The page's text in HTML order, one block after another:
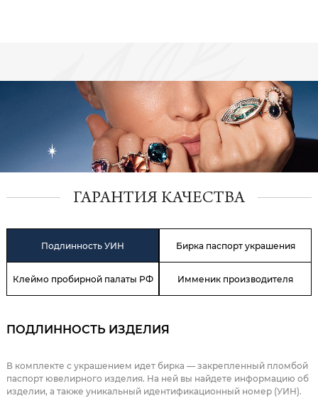
ГАРАНТИЯ КАЧЕСТВА
Подлинность УИН Бирка паспорт украшения
Клеймо пробирной палаты РФ Имменик производителя
ПОДЛИННОСТЬ ИЗДЕЛИЯ
В комплекте с украшением идет бирка — закрепленный пломбой
паспорт ювелирного изделия. На ней вы найдете информацию об
изделии, а также уникальный идентификационный номер (УИН).